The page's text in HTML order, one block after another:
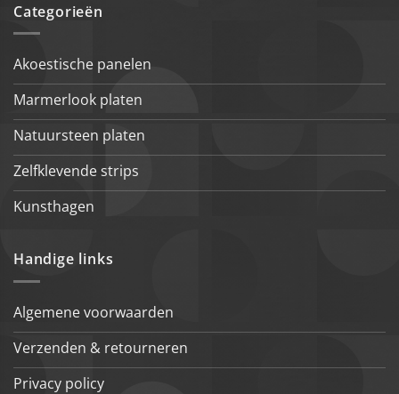
Categorieën
Akoestische panelen
Marmerlook platen
Natuursteen platen
Zelfklevende strips
Kunsthagen
Handige links
Algemene voorwaarden
Verzenden & retourneren
Privacy policy